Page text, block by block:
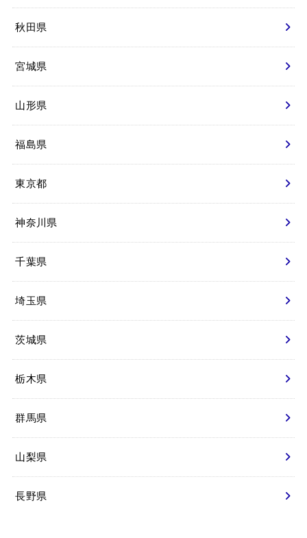
秋田県
宮城県
山形県
福島県
東京都
神奈川県
千葉県
埼玉県
茨城県
栃木県
群馬県
山梨県
長野県